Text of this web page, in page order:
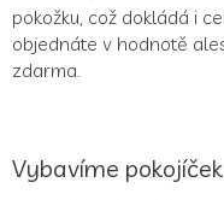
pokožku, což dokládá i
objednáte v hodnotě
zdarma.
Vybavíme pokojíček